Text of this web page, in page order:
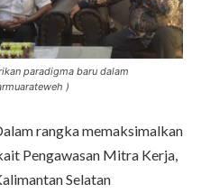
paradigma baru dalam
)
rangka memaksimalkan
Pengawasan Mitra Kerja,
Selatan